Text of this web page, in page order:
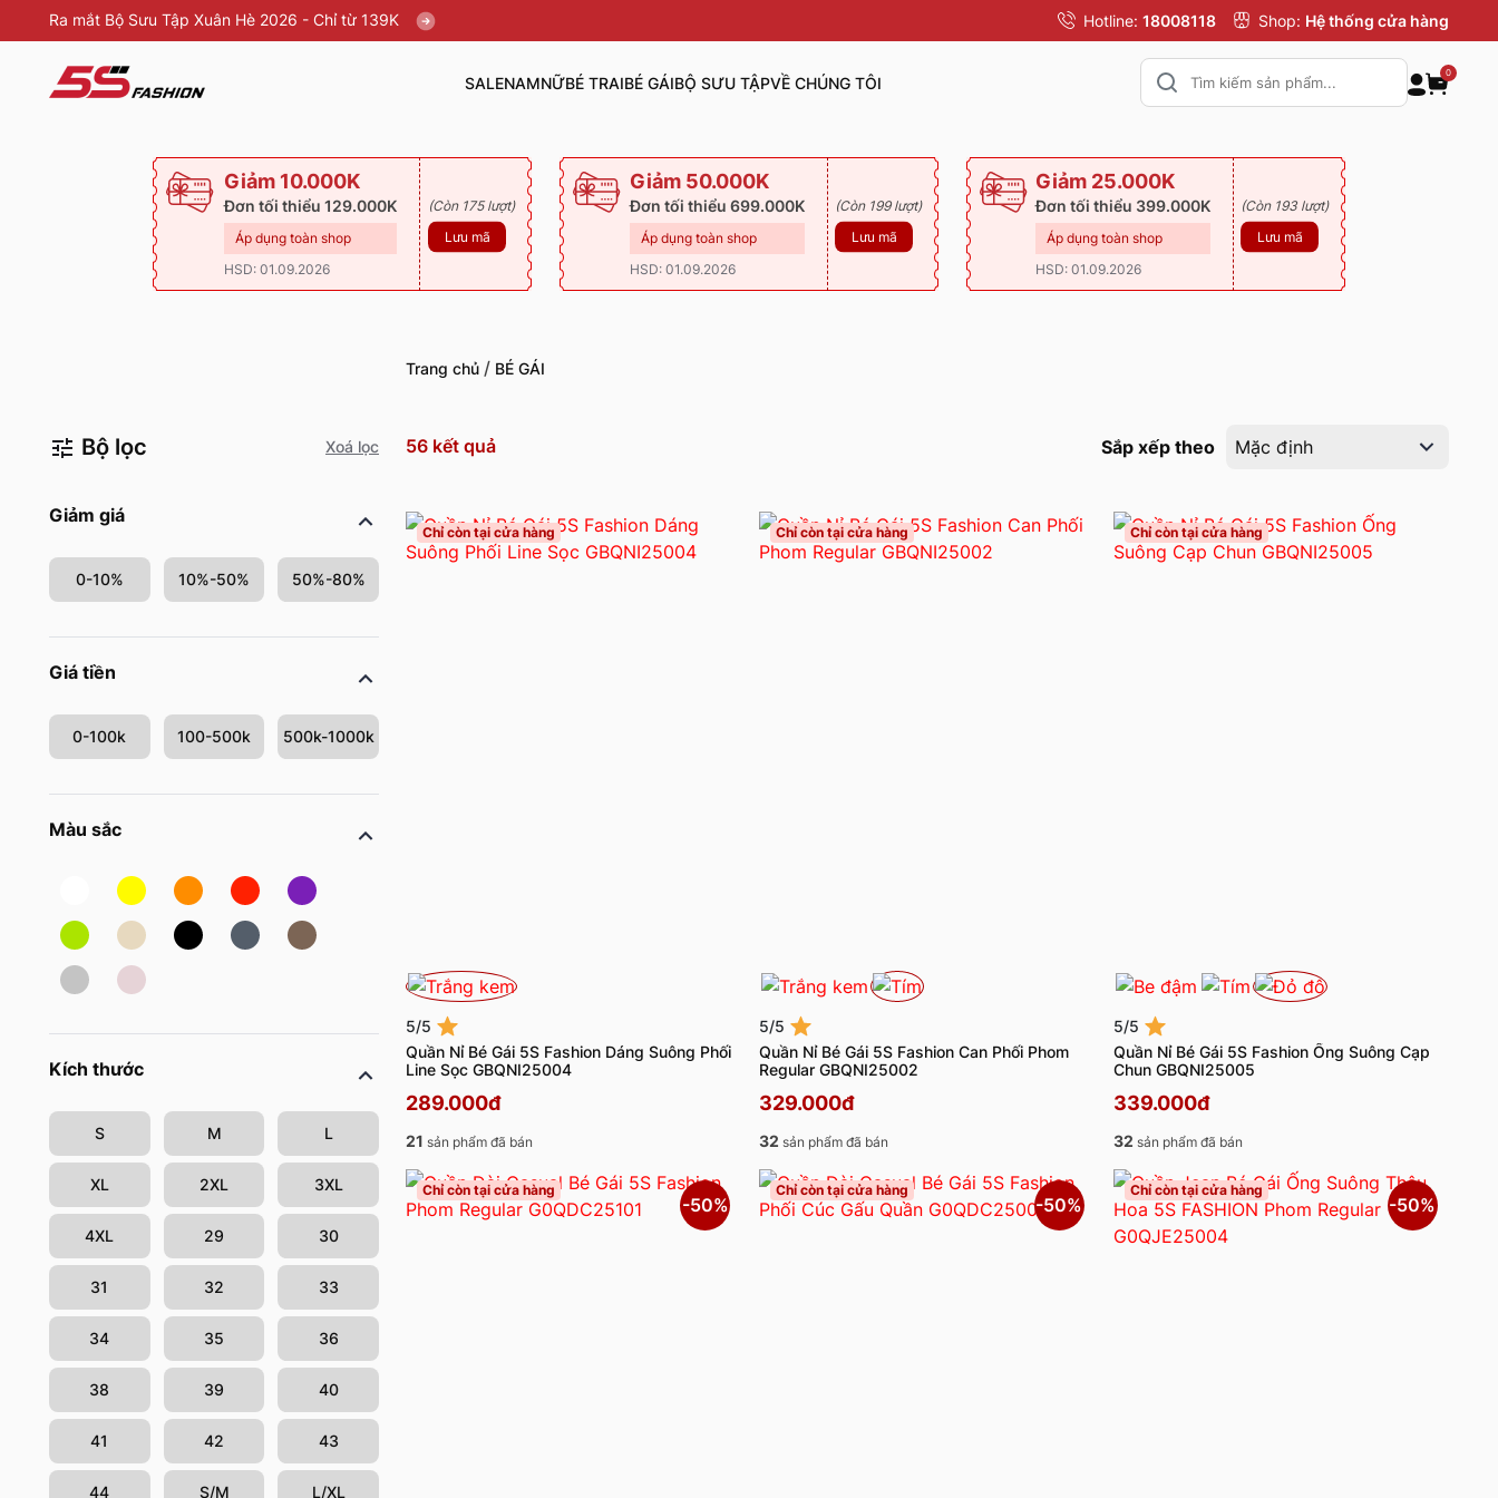
Ra mắt Bộ Sưu Tập Xuân Hè 2026 - Chỉ từ 139K Hotline: 18008118 Shop: Hệ thống cửa hàng
SALENAMNỮBÉ TRAIBÉ GÁIBỘ SƯU TẬPVỀ CHÚNG TÔI
0
Giảm 10.000K
Đơn tối thiểu 129.000K
Áp dụng toàn shop
HSD: 01.09.2026
(Còn 175 lượt)
Lưu mã
Giảm 50.000K
Đơn tối thiểu 699.000K
Áp dụng toàn shop
HSD: 01.09.2026
(Còn 199 lượt)
Lưu mã
Giảm 25.000K
Đơn tối thiểu 399.000K
Áp dụng toàn shop
HSD: 01.09.2026
(Còn 193 lượt)
Lưu mã
Trang chủ / BÉ GÁI
Bộ lọc Xoá lọc
Giảm giá
0-10% 10%-50% 50%-80%
Giá tiền
0-100k 100-500k 500k-1000k
Màu sắc
Kích thước
S M L
XL 2XL 3XL
4XL 29 30
31 32 33
34 35 36
38 39 40
41 42 43
44 S/M L/XL
56 kết quả Sắp xếp theo Mặc định
Chỉ còn tại cửa hàng
5/5
Quần Nỉ Bé Gái 5S Fashion Dáng Suông Phối
Line Sọc GBQNI25004
289.000đ
21 sản phẩm đã bán
Chỉ còn tại cửa hàng
5/5
Quần Nỉ Bé Gái 5S Fashion Can Phối Phom
Regular GBQNI25002
329.000đ
32 sản phẩm đã bán
Chỉ còn tại cửa hàng
5/5
Quần Nỉ Bé Gái 5S Fashion Ống Suông Cạp
Chun GBQNI25005
339.000đ
32 sản phẩm đã bán
Chỉ còn tại cửa hàng
-50%
Chỉ còn tại cửa hàng
-50%
Chỉ còn tại cửa hàng
-50%